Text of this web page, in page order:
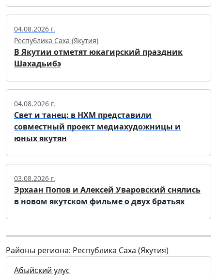
04.08.2026 г.
Республика Саха (Якутия)
В Якутии отметят юкагирский праздник
Шахадьибэ
04.08.2026 г.
Свет и танец: в НХМ представили
совместный проект медиахудожницы и
юных якутян
03.08.2026 г.
Эрхаан Попов и Алексей Уваровский снялись
в новом якутском фильме о двух братьях
Районы региона: Республика Саха (Якутия)
Абыйский улус